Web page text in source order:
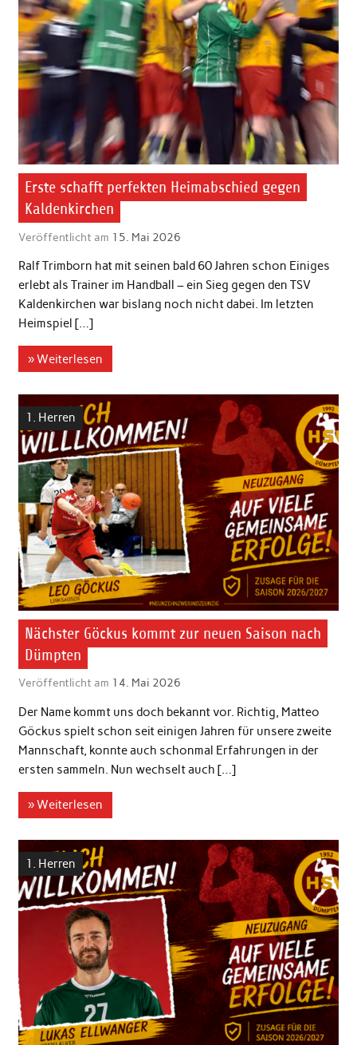
Erste schafft perfekten Heimabschied gegen
Kaldenkirchen
Veröffentlicht am 15. Mai 2026
Ralf Trimborn hat mit seinen bald 60 Jahren schon Einiges
erlebt als Trainer im Handball – ein Sieg gegen den TSV
Kaldenkirchen war bislang noch nicht dabei. Im letzten
Heimspiel […]
» Weiterlesen
1. Herren
Nächster Göckus kommt zur neuen Saison nach
Dümpten
Veröffentlicht am 14. Mai 2026
Der Name kommt uns doch bekannt vor. Richtig, Matteo
Göckus spielt schon seit einigen Jahren für unsere zweite
Mannschaft, konnte auch schonmal Erfahrungen in der
ersten sammeln. Nun wechselt auch […]
» Weiterlesen
1. Herren